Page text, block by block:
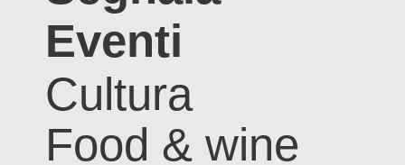
Eventi
Cultura
Food & wine